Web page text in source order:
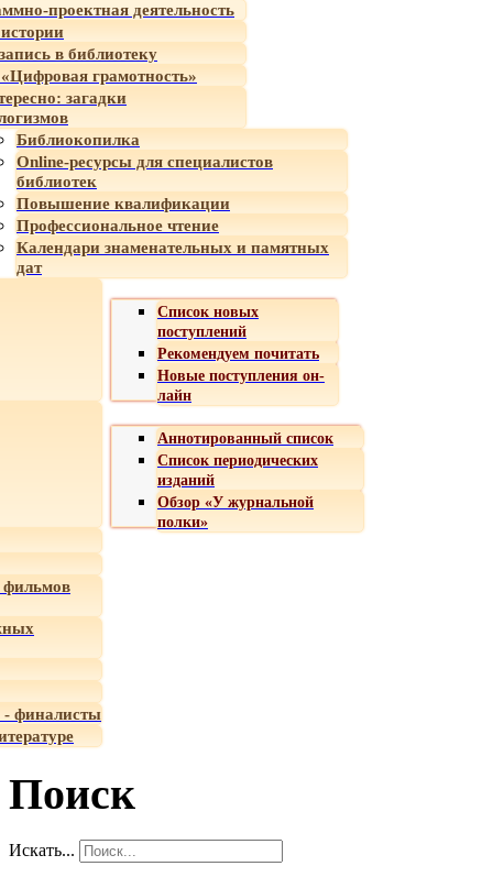
проектная деятельность
в библиотеку
грамотность»
загадки
Библиокопилка
Online-ресурсы для специалистов
библиотек
Повышение квалификации
Профессиональное чтение
Календари знаменательных и памятных
дат
Список новых
поступлений
Рекомендуем почитать
Новые поступления он-
лайн
Аннотированный список
Список периодических
изданий
Обзор «У журнальной
полки»
- финалисты
Поиск
Искать...